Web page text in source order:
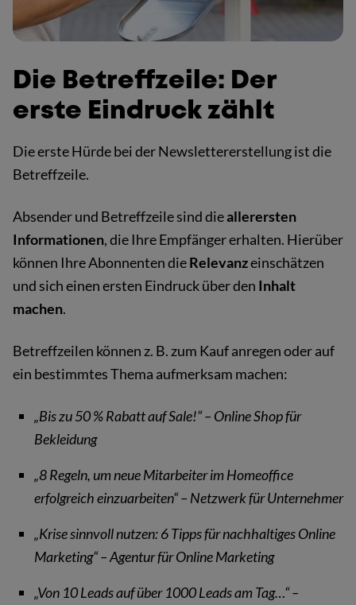
Die Betreffzeile: Der
erste Eindruck zählt
Die erste Hürde bei der Newslettererstellung ist die
Betreffzeile.
Absender und Betreffzeile sind dieallerersten
Informationen, die Ihre Empfänger erhalten. Hierüber
können Ihre Abonnenten dieRelevanzeinschätzen
und sich einen ersten Eindruck über den Inhalt
machen.
Betreffzeilen können z. B. zum Kauf anregen oder auf
ein bestimmtes Thema aufmerksam machen:
„Bis zu 50 % Rabatt auf Sale!“ – Online Shop für
Bekleidung
„8 Regeln, um neue Mitarbeiter im Homeoffice
erfolgreich einzuarbeiten“ – Netzwerk für Unternehmer
„Krise sinnvoll nutzen: 6 Tipps für nachhaltiges Online
Marketing“ – Agentur für Online Marketing
„Von 10 Leads auf über 1000 Leads am Tag…“ –